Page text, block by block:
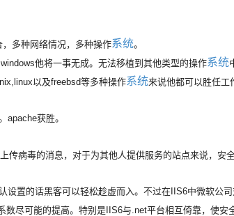
多种网络情况，多种操作系统。
他将一事无成。无法移植到其他类型的操作系统
以及freebsd等多种操作系统来说他都可以胜任工
获胜。
传病毒的消息，对于为其他人提供服务的站点来说，安
置的话黑客可以轻松趁虚而入。不过在IIS6中微软公司
尽可能的提高。特别是IIS6与.net平台相互倚靠，使安